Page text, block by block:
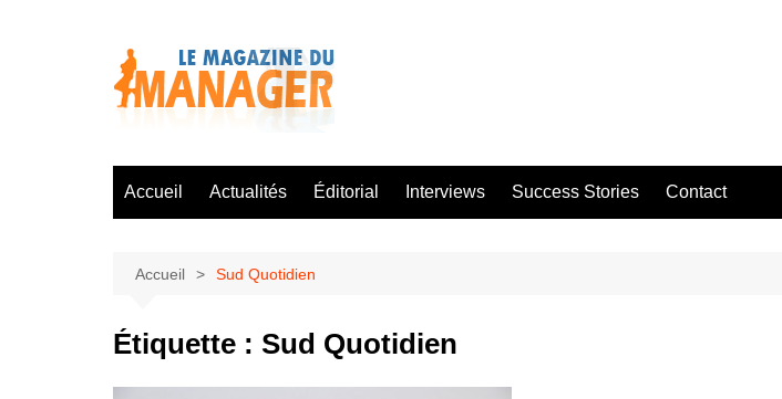
Accueil Actualités Éditorial Interviews Success Stories Contact
Accueil Sud Quotidien
Étiquette : Sud Quotidien